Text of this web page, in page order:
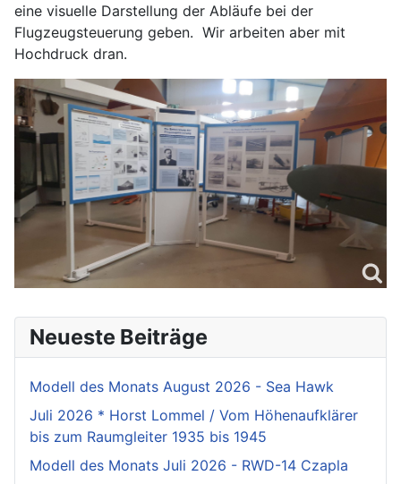
eine visuelle Darstellung der Abläufe bei der
Flugzeugsteuerung geben. Wir arbeiten aber mit
Hochdruck dran.
Neueste Beiträge
Modell des Monats August 2026 - Sea Hawk
Juli 2026 * Horst Lommel / Vom Höhenaufklärer
bis zum Raumgleiter 1935 bis 1945
Modell des Monats Juli 2026 - RWD-14 Czapla